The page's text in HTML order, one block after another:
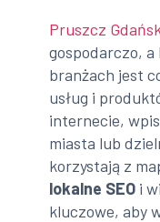
Pruszcz
gospodarczo,
branżach jest
usług i
internecie,
miasta lub
korzystają z
lokalne SEO i
kluczowe, aby